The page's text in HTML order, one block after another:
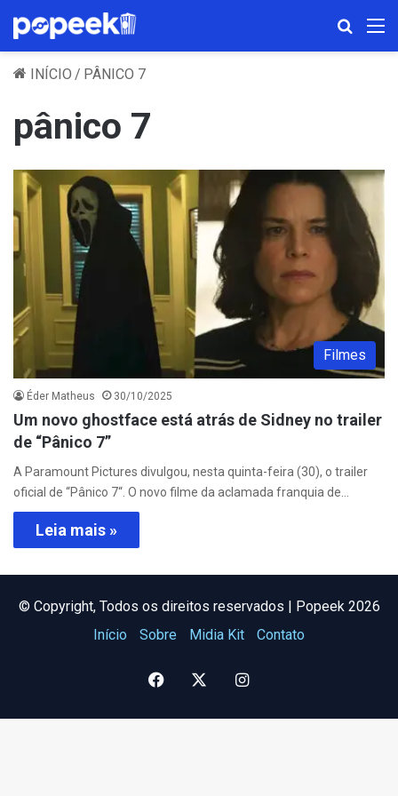
INÍCIO / PÂNICO 7
pânico 7
Filmes
Éder Matheus 30/10/2025
Um novo ghostface está atrás de Sidney no trailer
de “Pânico 7”
A Paramount Pictures divulgou, nesta quinta-feira (30), o trailer
oficial de “Pânico 7“. O novo filme da aclamada franquia de…
Leia mais »
©️ Copyright, Todos os direitos reservados | Popeek 2026
Início
Sobre Midia Kit Contato
Facebook Instagram